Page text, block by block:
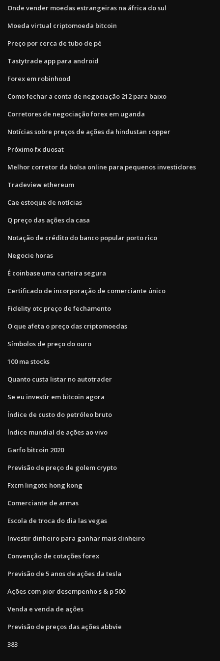
Onde vender moedas estrangeiras na áfrica do sul
Moeda virtual criptomoeda bitcoin
Preço por cerca de tubo de pé
Tastytrade app para android
Forex em robinhood
Como fechar a conta de negociação 212 para baixo
Corretores de negociação forex em uganda
Notícias sobre preços de ações da hindustan copper
Próximo fx duosat
Melhor corretor da bolsa online para pequenos investidores
Tradeview ethereum
Cae estoque de notícias
Q preço das ações da casa
Notação de crédito do banco popular porto rico
Negocie horas
É coinbase uma carteira segura
Certificado de incorporação de comerciante único
Fidelity otc preço de fechamento
O que afeta o preço das criptomoedas
Símbolos de preço do ouro
100 ma stocks
Quanto custa listar no autotrader
Se eu investir em bitcoin agora
Índice de custo do petróleo bruto
Índice mundial de ações ao vivo
Garfo bitcoin 2020
Previsão de preço de golem crypto
Fxcm lingote hong kong
Comerciante de armas
Escola de troca do dia las vegas
Investir dinheiro para ganhar mais dinheiro
Convenção de cotações forex
Previsão de 5 anos de ações da tesla
Ações com pior desempenho s & p 500
Venda e venda de ações
Previsão de preços das ações abbvie
383